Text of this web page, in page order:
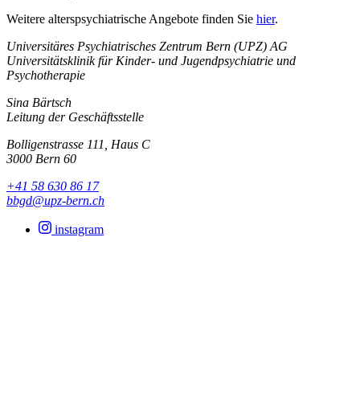
Weitere alterspsychiatrische Angebote finden Sie hier.
Universitäres Psychiatrisches Zentrum Bern (UPZ) AG
Universitätsklinik für Kinder- und Jugendpsychiatrie und
Psychotherapie
Sina Bärtsch
Leitung der Geschäftsstelle
Bolligenstrasse 111, Haus C
3000 Bern 60
+41 58 630 86 17
bbgd@upz-bern.ch
instagram